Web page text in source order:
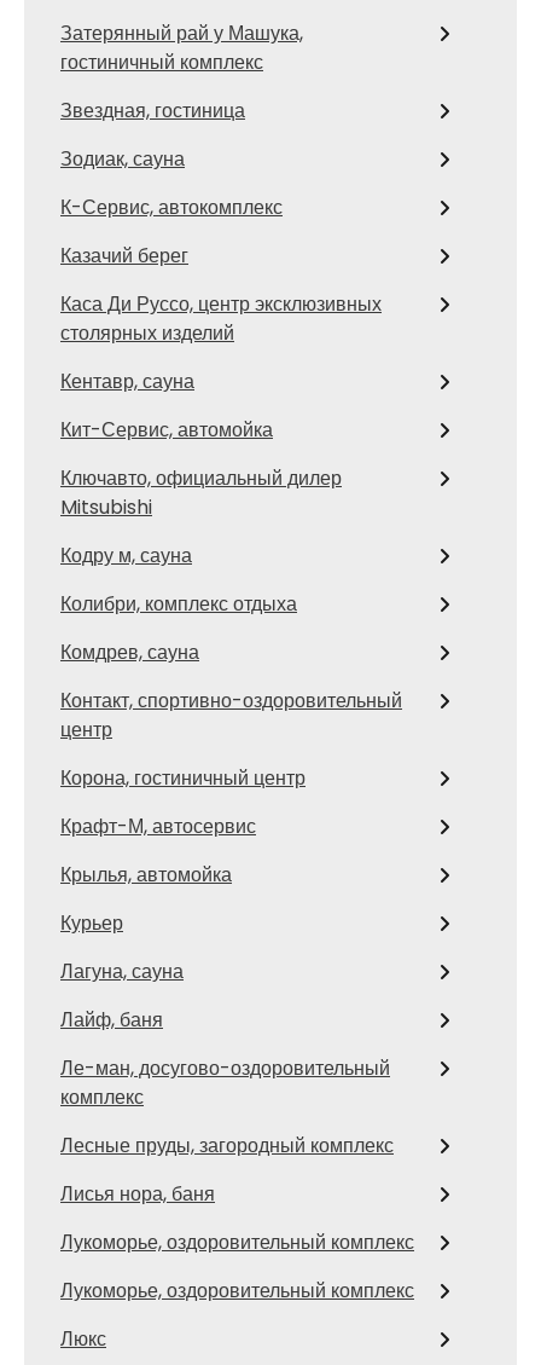
Затерянный рай у Машука,
гостиничный комплекс
Звездная, гостиница
Зодиак, сауна
К-Сервис, автокомплекс
Казачий берег
Каса Ди Руссо, центр эксклюзивных
столярных изделий
Кентавр, сауна
Кит-Сервис, автомойка
Ключавто, официальный дилер
Mitsubishi
Кодру м, сауна
Колибри, комплекс отдыха
Комдрев, сауна
Контакт, спортивно-оздоровительный
центр
Корона, гостиничный центр
Крафт-М, автосервис
Крылья, автомойка
Курьер
Лагуна, сауна
Лайф, баня
Ле-ман, досугово-оздоровительный
комплекс
Лесные пруды, загородный комплекс
Лисья нора, баня
Лукоморье, оздоровительный комплекс
Лукоморье, оздоровительный комплекс
Люкс